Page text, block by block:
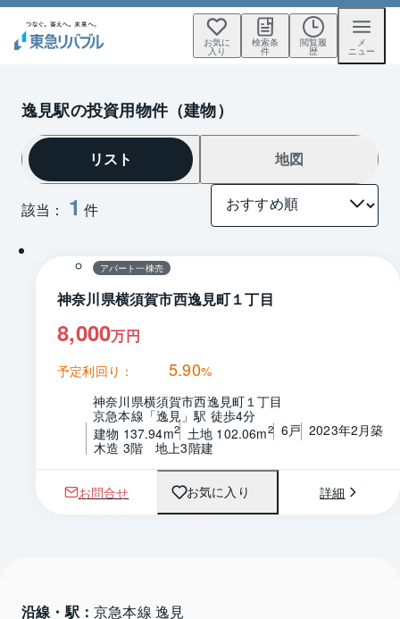
お気に
入り
検索条
件
閲覧履
歴
メ
ニュー
逸見駅の投資用物件（建物）
該当： 1 件
リスト 地図
間取り
アパート一棟売
神奈川県横須賀市西逸見町１丁目
8,000万円
予定利回り： 5.90%
神奈川県横須賀市西逸見町１丁目
京急本線「逸見」駅 徒歩4分
建物 137.94m2 土地 102.06m2 6戸 2023年2月築
木造 3階　地上3階建
お問合せ お気に入り 詳細
沿線・駅： 京急本線 逸見